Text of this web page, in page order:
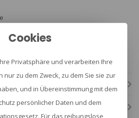
Cookies
Privatsphäre und verarbeiten Ihre
nur zu dem Zweck, zu dem Sie sie zur
und in Übereinstimmung mit dem
persönlicher Daten und dem
Für das reibungslose